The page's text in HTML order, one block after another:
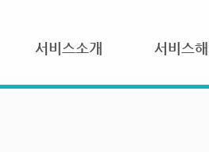
서비스소개 서비스해